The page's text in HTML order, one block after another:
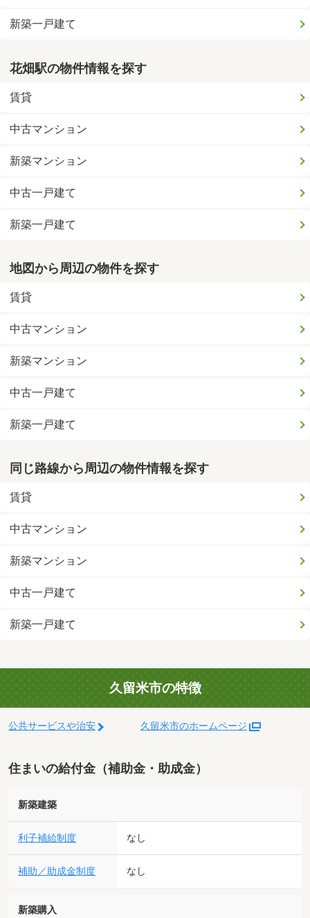
新築一戸建て
花畑駅の物件情報を探す
賃貸
中古マンション
新築マンション
中古一戸建て
新築一戸建て
地図から周辺の物件を探す
賃貸
中古マンション
新築マンション
中古一戸建て
新築一戸建て
同じ路線から周辺の物件情報を探す
賃貸
中古マンション
新築マンション
中古一戸建て
新築一戸建て
久留米市の特徴
公共サービスや治安 久留米市のホームページ
住まいの給付金（補助金・助成金）
新築建築
利子補給制度 なし
補助／助成金制度 なし
新築購入